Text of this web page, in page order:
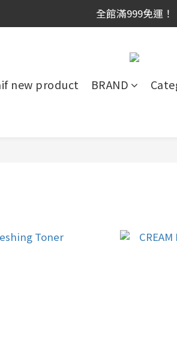
新會員首購享$300購物金！（註冊
全館滿999免運！
new product BRAND